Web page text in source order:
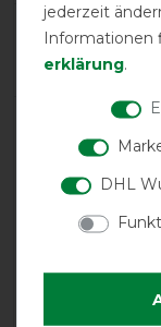
jederzeit
Informationen
erklärung.
DHL